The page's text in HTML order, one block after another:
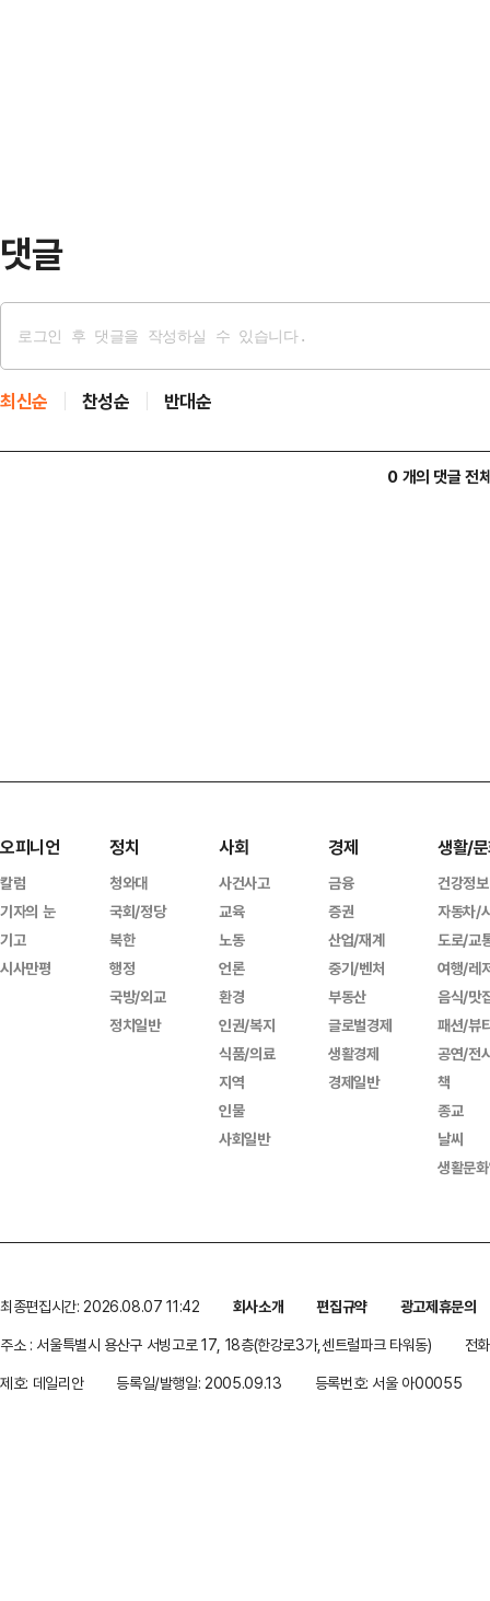
댓글
최신순 찬성순 반대순
0 개의 댓글 전
오피니언
칼럼
기자의 눈
기고
시사만평
정치
청와대
국회/정당
북한
행정
국방/외교
정치일반
사회
사건사고
교육
노동
언론
환경
인권/복지
식품/의료
지역
인물
사회일반
경제
금융
증권
산업/재계
중기/벤처
부동산
글로벌경제
생활경제
경제일반
생활/
건강정보
자동차/
도로/교
여행/레
음식/맛
패션/뷰
공연/전
책
종교
날씨
생활문
최종편집시간: 2026.08.07 11:42 회사소개 편집규약
광고제휴문의
주소 : 서울특별시 용산구 서빙고로 17, 18층(한강로3가,센트럴파크 타워동)
전
제호: 데일리안
등록일/발행일: 2005.09.13 등록번호: 서울 아00055